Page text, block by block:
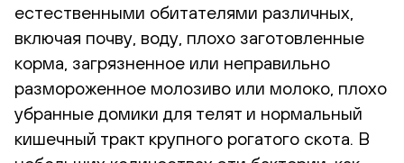
естественными обитателями различных,
включая почву, воду, плохо заготовленные
корма, загрязненное или неправильно
размороженное молозиво или молоко, плохо
убранные домики для телят и нормальный
кишечный тракт крупного рогатого скота. В